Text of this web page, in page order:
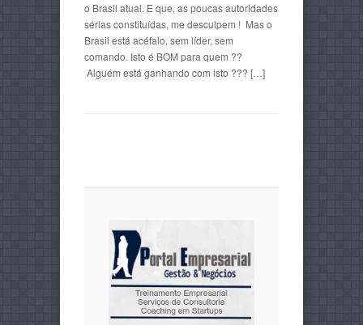
o Brasil atual. E que, as poucas autoridades
sérias constituídas, me desculpem ! Mas o
Brasil está acéfalo, sem líder, sem
comando. Isto é BOM para quem ??
Alguém está ganhando com isto ??? […]